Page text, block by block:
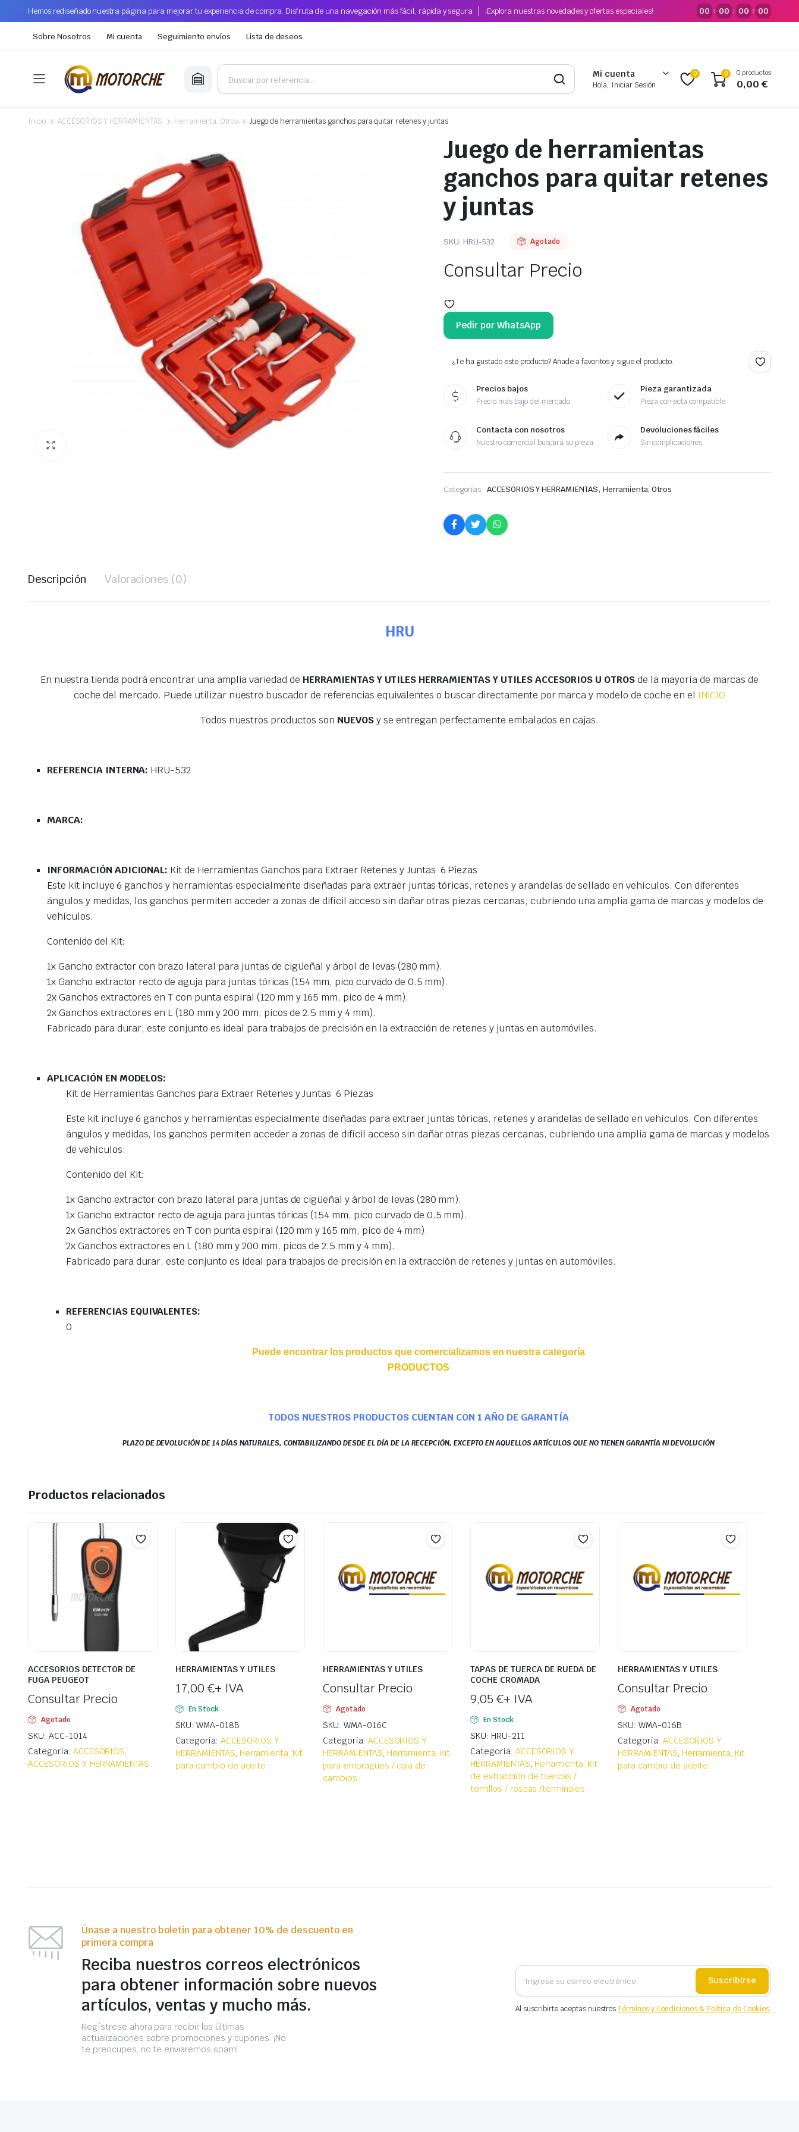
Hemos rediseñado nuestra página para mejorar tu experiencia de compra. Disfruta de una navegación más fácil, rápida y segura ¡Explora nuestras novedades y ofertas especiales! 00 : 00 : 00 : 00
Sobre Nosotros Mi cuenta Seguimiento envíos Lista de deseos
Mi cuenta
Hola, Iniciar Sesión
0 0 0 productos
0,00€
Inicio ACCESORIOS Y HERRAMIENTAS Herramienta, Otros Juego de herramientas ganchos para quitar retenes y juntas
Juego de herramientas
ganchos para quitar retenes
y juntas
SKU: HRU-532 Agotado
Consultar Precio
Pedir por WhatsApp
¿Te ha gustado este producto? Añade a favoritos y sigue el producto.
Precios bajos
Precio más bajo del mercado
Pieza garantizada
Pieza correcta compatible
Contacta con nosotros
Nuestro comercial buscará su pieza
Devoluciones fáciles
Sin complicaciones
Categorías: ACCESORIOS Y HERRAMIENTAS, Herramienta, Otros
Descripción Valoraciones (0)
HRU
En nuestra tienda podrá encontrar una amplia variedad de HERRAMIENTAS Y UTILES HERRAMIENTAS Y UTILES ACCESORIOS U OTROSde la mayoría de marcas de
coche del mercado. Puede utilizar nuestro buscador de referencias equivalentes o buscar directamente por marca y modelo de coche en el INICIO
Todos nuestros productos son NUEVOSy se entregan perfectamente embalados en cajas.
REFERENCIA INTERNA: HRU-532
MARCA:
INFORMACIÓN ADICIONAL: Kit de Herramientas Ganchos para Extraer Retenes y Juntas  6 Piezas
Este kit incluye 6 ganchos y herramientas especialmente diseñadas para extraer juntas tóricas, retenes y arandelas de sellado en vehículos. Con diferentes
ángulos y medidas, los ganchos permiten acceder a zonas de difícil acceso sin dañar otras piezas cercanas, cubriendo una amplia gama de marcas y modelos de
vehículos.
Contenido del Kit:
1x Gancho extractor con brazo lateral para juntas de cigüeñal y árbol de levas (280 mm).
1x Gancho extractor recto de aguja para juntas tóricas (154 mm, pico curvado de 0.5 mm).
2x Ganchos extractores en T con punta espiral (120 mm y 165 mm, pico de 4 mm).
2x Ganchos extractores en L (180 mm y 200 mm, picos de 2.5 mm y 4 mm).
Fabricado para durar, este conjunto es ideal para trabajos de precisión en la extracción de retenes y juntas en automóviles.
APLICACIÓN EN MODELOS:
Kit de Herramientas Ganchos para Extraer Retenes y Juntas  6 Piezas
Este kit incluye 6 ganchos y herramientas especialmente diseñadas para extraer juntas tóricas, retenes y arandelas de sellado en vehículos. Con diferentes
ángulos y medidas, los ganchos permiten acceder a zonas de difícil acceso sin dañar otras piezas cercanas, cubriendo una amplia gama de marcas y modelos
de vehículos.
Contenido del Kit:
1x Gancho extractor con brazo lateral para juntas de cigüeñal y árbol de levas (280 mm).
1x Gancho extractor recto de aguja para juntas tóricas (154 mm, pico curvado de 0.5 mm).
2x Ganchos extractores en T con punta espiral (120 mm y 165 mm, pico de 4 mm).
2x Ganchos extractores en L (180 mm y 200 mm, picos de 2.5 mm y 4 mm).
Fabricado para durar, este conjunto es ideal para trabajos de precisión en la extracción de retenes y juntas en automóviles.
REFERENCIAS EQUIVALENTES:
0
Puede encontrar los productos que comercializamos en nuestra categoría
PRODUCTOS
TODOS NUESTROS PRODUCTOS CUENTAN CON 1 AÑO DE GARANTÍA
PLAZO DE DEVOLUCIÓN DE 14 DÍAS NATURALES, CONTABILIZANDO DESDE EL DÍA DE LA RECEPCIÓN, EXCEPTO EN AQUELLOS ARTÍCULOS QUE NO TIENEN GARANTÍA NI DEVOLUCIÓN
Productos relacionados
ACCESORIOS DETECTOR DE
FUGA PEUGEOT
Consultar Precio
Agotado
SKU: ACC-1014
Categoría: ACCESORIOS,
ACCESORIOS Y HERRAMIENTAS
HERRAMIENTAS Y UTILES
17,00 €+ IVA
En Stock
SKU: WMA-018B
Categoría: ACCESORIOS Y
HERRAMIENTAS, Herramienta, Kit
para cambio de aceite
HERRAMIENTAS Y UTILES
Consultar Precio
Agotado
SKU: WMA-016C
Categoría: ACCESORIOS Y
HERRAMIENTAS, Herramienta, Kit
para embragues / caja de
cambios
TAPAS DE TUERCA DE RUEDA DE
COCHE CROMADA
9,05 €+ IVA
En Stock
SKU: HRU-211
Categoría: ACCESORIOS Y
HERRAMIENTAS, Herramienta, Kit
de extracción de tuercas /
tornillos / roscas /terminales
HERRAMIENTAS Y UTILES
Consultar Precio
Agotado
SKU: WMA-016B
Categoría: ACCESORIOS Y
HERRAMIENTAS, Herramienta, Kit
para cambio de aceite
Únase a nuestro boletín para obtener 10% de descuento en
primera compra
Reciba nuestros correos electrónicos
para obtener información sobre nuevos
artículos, ventas y mucho más.
Regístrese ahora para recibir las últimas
actualizaciones sobre promociones y cupones. ¡No
te preocupes, no te enviaremos spam!
Suscribirse
Al suscribirte aceptas nuestrosTérminos y Condiciones & Política de Cookies.